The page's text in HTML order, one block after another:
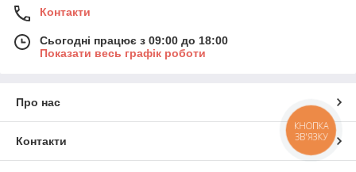
Контакти
Сьогодні працює з 09:00 до 18:00
Показати весь графік роботи
Про нас
Контакти
КНОПКА
ЗВ'ЯЗКУ